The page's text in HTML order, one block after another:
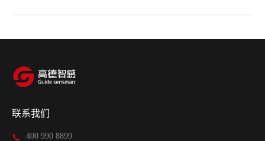
联系我们
400 990 8899